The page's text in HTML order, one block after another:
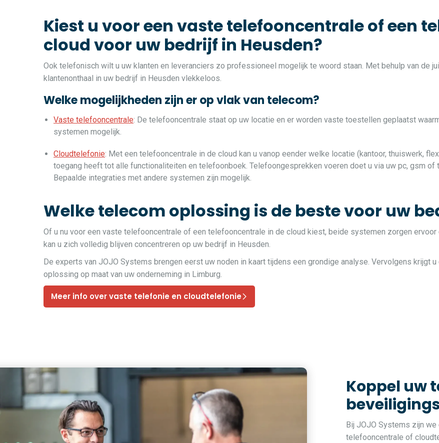
Kiest u voor een vaste telefooncentrale of een
cloud voor uw bedrijf in Heusden?
Ook telefonisch wilt u uw klanten en leveranciers zo professioneel mogelijk te woord staan. Met behulp van de
klantenonthaal in uw bedrijf in Heusden vlekkeloos.
Welke mogelijkheden zijn er op vlak van telecom?
Vaste telefooncentrale: De telefooncentrale staat op uw locatie en er worden vaste toestellen geplaatst
systemen mogelijk.
Cloudtelefonie: Met een telefooncentrale in de cloud kan u vanop eender welke locatie (kantoor, thuiswerk,
toegang heeft tot alle functionaliteiten en telefoonboek. Telefoongesprekken voeren doet u via uw pc, gsm of
Bepaalde integraties met andere systemen zijn mogelijk.
Welke telecom oplossing is de beste voor uw
Of u nu voor een vaste telefooncentrale of een telefooncentrale in de cloud kiest, beide systemen zorgen
kan u zich volledig blijven concentreren op uw bedrijf in Heusden.
De experts van JOJO Systems brengen eerst uw noden in kaart tijdens een grondige analyse. Vervolgens krijgt
oplossing op maat van uw onderneming in Limburg.
Meer info over vaste telefonie en cloudtelefonie
Koppel uw
Bij JOJO Systems zijn
telefooncentrale of